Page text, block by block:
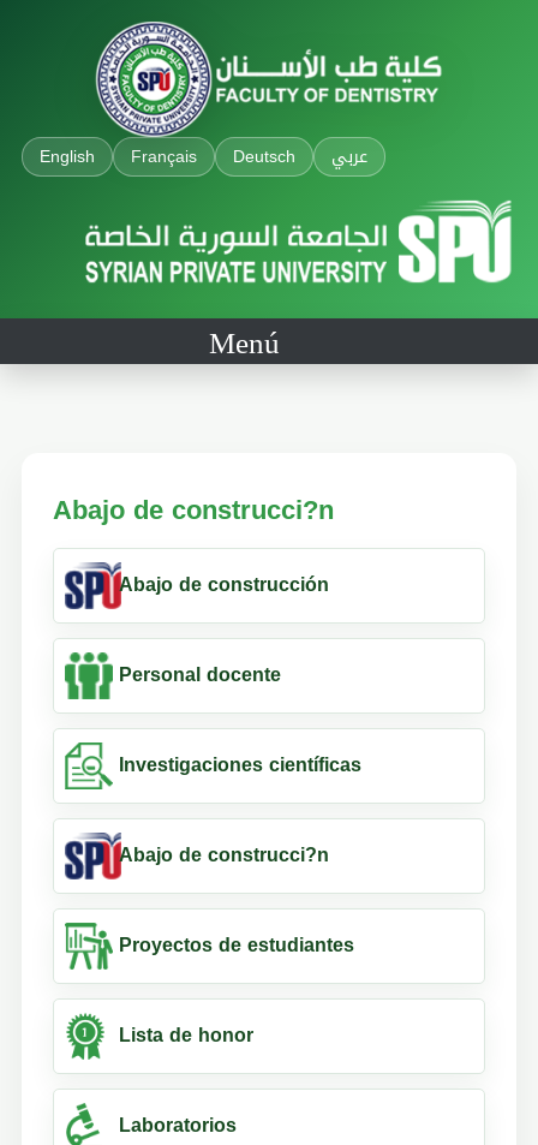
English Français Deutsch عربي
Menú
Abajo de construcci?n
Abajo de construcción
Personal docente
Investigaciones científicas
Abajo de construcci?n
Proyectos de estudiantes
Lista de honor
Laboratorios